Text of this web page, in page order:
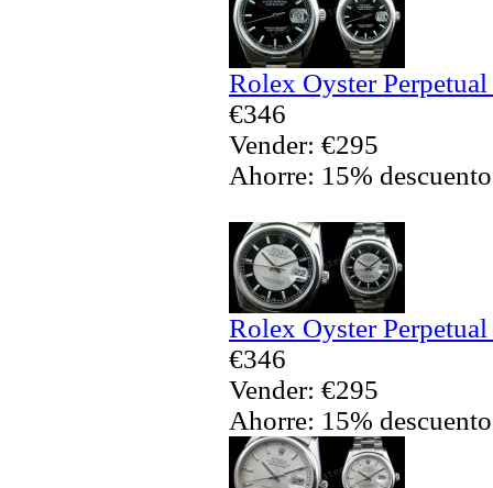
Rolex Oyster
€346
Vender: €295
Ahorre: 15% descuento
Rolex Oyster
€346
Vender: €295
Ahorre: 15% descuento